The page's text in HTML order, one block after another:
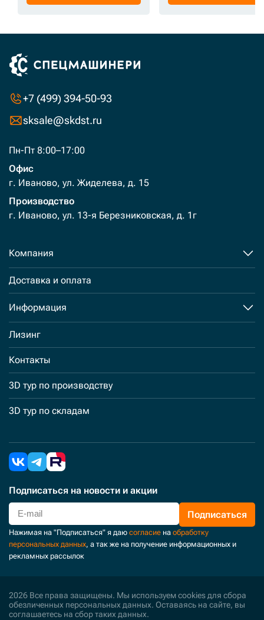
+7 (499) 394-50-93
sksale@skdst.ru
Пн-Пт 8:00–17:00
Офис
г. Иваново, ул. Жиделева, д. 15
Производство
г. Иваново, ул. 13-я Березниковская, д. 1г
Компания
Доставка и оплата
Информация
Лизинг
Контакты
3D тур по производству
3D тур по складам
Подписаться на новости и акции
Подписаться
Нажимая на "Подписаться" я даю согласие на обработку
персональных данных, а так же на получение информационных и
рекламных рассылок
2026 Все права защищены. Мы используем cookies для сбора
обезличенных персональных данных. Оставаясь на сайте, вы
соглашаетесь на сбор таких данных.